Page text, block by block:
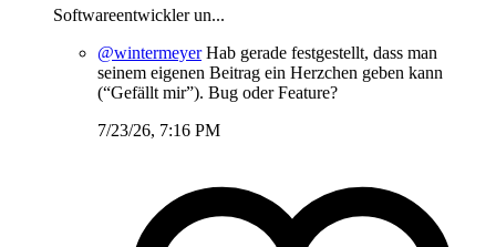
Softwareentwickler un...
@wintermeyerHab gerade festgestellt, dass man
seinem eigenen Beitrag ein Herzchen geben kann
(“Gefällt mir”). Bug oder Feature?
7/23/26, 7:16 PM